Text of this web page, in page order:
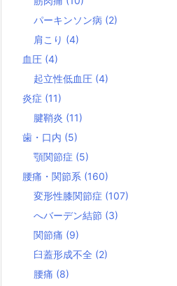
パーキンソン病 (2)
肩こり (4)
血圧 (4)
起立性低血圧 (4)
炎症 (11)
腱鞘炎 (11)
歯・口内 (5)
顎関節症 (5)
腰痛・関節系 (160)
変形性膝関節症 (107)
へバーデン結節 (3)
関節痛 (9)
臼蓋形成不全 (2)
腰痛 (8)